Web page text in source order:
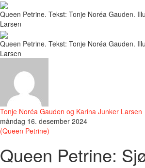
Queen Petrine. Tekst: Tonje Noréa Gauden.
Larsen
Queen Petrine. Tekst: Tonje Noréa Gauden.
Larsen
Tonje Noréa Gauden og Karina Junker Larsen
måndag 16. desember 2024
(Queen Petrine)
Queen Petrine: